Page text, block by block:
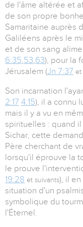
de l'âme altérée et
de son propre
Samaritaine auprès
Galiléens après le
et de son sang
6:35,53,63), pour la
Jérusalem (Jn 7:37 et
Son incarnation
2:17 4:15), il a connu
mais il y a vu en
spirituelles : quand
Sichar, cette
Père cherchant de
lorsqu'il éprouve la
le prouve
19:28 et suivants), il
situation d'un
symbolique du
l'Éternel.